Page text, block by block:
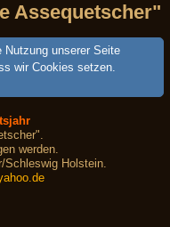
Assequetscher"
Nutzung unserer Seite
wir Cookies setzen.
werden.
Schleswig Holstein.